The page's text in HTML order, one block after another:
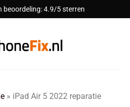
beoordeling: 4.9/5 sterren
» iPad Air 5 2022 reparatie